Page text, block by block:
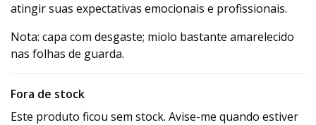
atingir suas expectativas emocionais e profissionais.
Nota: capa com desgaste; miolo bastante amarelecido
nas folhas de guarda.
Fora de stock
Este produto ficou sem stock. Avise-me quando estiver